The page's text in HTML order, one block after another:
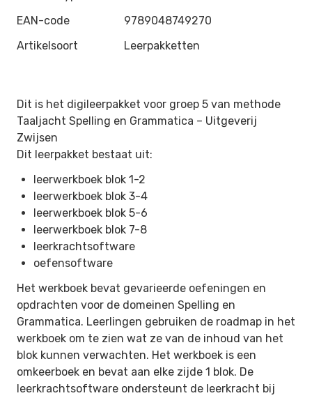
EAN-code
9789048749270
Artikelsoort
Leerpakketten
Dit is het digileerpakket voor groep 5 van methode
Taaljacht Spelling en Grammatica – Uitgeverij
Zwijsen
Dit leerpakket bestaat uit:
leerwerkboek blok 1-2
leerwerkboek blok 3-4
leerwerkboek blok 5-6
leerwerkboek blok 7-8
leerkrachtsoftware
oefensoftware
Het werkboek bevat gevarieerde oefeningen en
opdrachten voor de domeinen Spelling en
Grammatica. Leerlingen gebruiken de roadmap in het
werkboek om te zien wat ze van de inhoud van het
blok kunnen verwachten. Het werkboek is een
omkeerboek en bevat aan elke zijde 1 blok. De
leerkrachtsoftware ondersteunt de leerkracht bij